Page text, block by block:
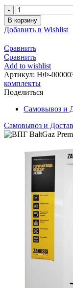
Количество
Мембрана
VL
Eco
4510
М
импортный
водогазовый
узел
Нева-
Транзит
E/
Vektor
резина)
В корзину
Добавить в Wishlist
Сравнить
Сравнить
Add to wishlist
Артикул: НФ-
комплекты
Поделиться
Самовывоз и
Самовывоз и